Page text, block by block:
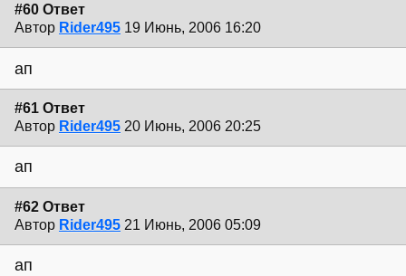
#60 Ответ
Автор Rider495 19 Июнь, 2006 16:20
ап
#61 Ответ
Автор Rider495 20 Июнь, 2006 20:25
ап
#62 Ответ
Автор Rider495 21 Июнь, 2006 05:09
ап